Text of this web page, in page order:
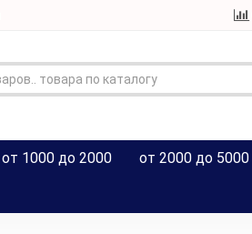
от 1000 до 2000 от 2000 до 5000